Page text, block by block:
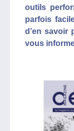
outils
parfois
d’en savoir
vous